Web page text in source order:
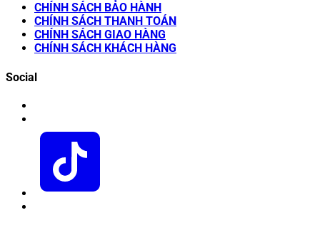
CHÍNH SÁCH BẢO HÀNH
CHÍNH SÁCH THANH TOÁN
CHÍNH SÁCH GIAO HÀNG
CHÍNH SÁCH KHÁCH HÀNG
Social